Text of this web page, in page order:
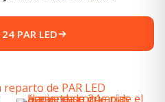
PAR LED